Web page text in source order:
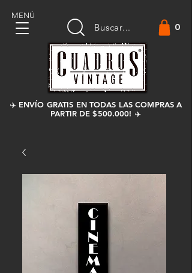
Buscar...
MENÚ
0
✈️ ENVÍO GRATIS EN TODAS LAS COMPRAS A
PARTIR DE $500.000! ✈️